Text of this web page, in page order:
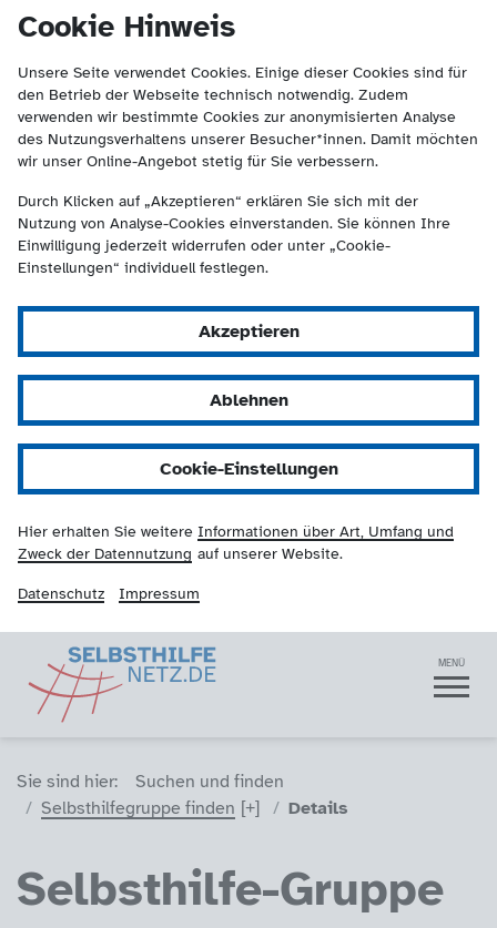
Cookie Hinweis
Unsere Seite verwendet Cookies. Einige dieser Cookies sind für
den Betrieb der Webseite technisch notwendig. Zudem
verwenden wir bestimmte Cookies zur anonymisierten Analyse
des Nutzungsverhaltens unserer Besucher*innen. Damit möchten
wir unser Online-Angebot stetig für Sie verbessern.
Durch Klicken auf „Akzeptieren“ erklären Sie sich mit der
Nutzung von Analyse-Cookies einverstanden. Sie können Ihre
Einwilligung jederzeit widerrufen oder unter „Cookie-
Einstellungen“ individuell festlegen.
Akzeptieren
Ablehnen
Cookie-Einstellungen
Hier erhalten Sie weitere Informationen über Art, Umfang und
Zweck der Datennutzung auf unserer Website.
Datenschutz Impressum
Selbsthilfenetz
springen
(Kontakt und Suche) springen.
Navigation MENÜ
Sie sind hier (Breadcrumb)
Sie sind hier:
Suchen und finden
Selbsthilfegruppe finden
Details
Selbsthilfe-Gruppe